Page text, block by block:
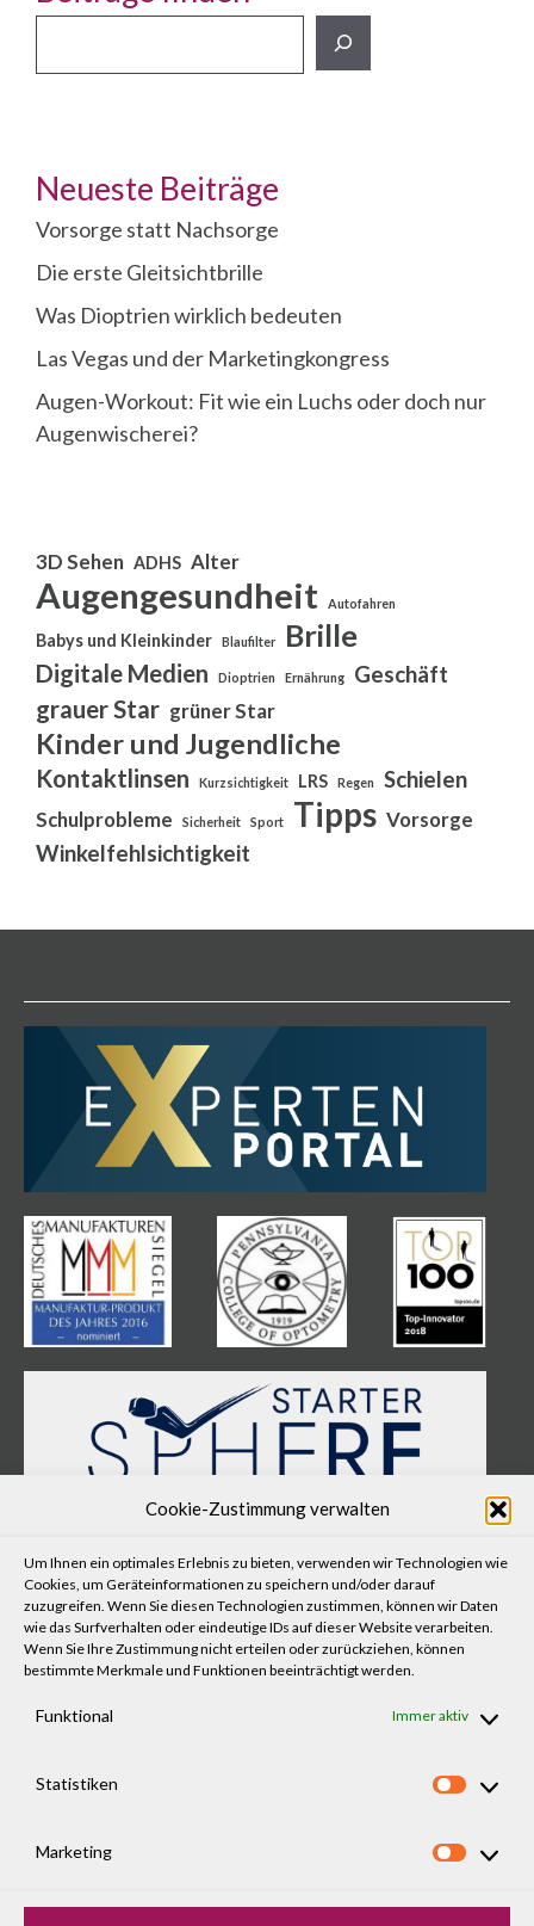
Cookie-Zustimmung verwalten
Um Ihnen ein optimales Erlebnis zu bieten, verwenden wir Technologien wie
Cookies, um Geräteinformationen zu speichern und/oder darauf
zuzugreifen. Wenn Sie diesen Technologien zustimmen, können wir Daten
wie das Surfverhalten oder eindeutige IDs auf dieser Website verarbeiten.
Wenn Sie Ihre Zustimmung nicht erteilen oder zurückziehen, können
bestimmte Merkmale und Funktionen beeinträchtigt werden.
Funktional Immer aktiv
Statistiken
Marketing
Neueste Beiträge
Vorsorge statt Nachsorge
Die erste Gleitsichtbrille
Was Dioptrien wirklich bedeuten
Las Vegas und der Marketingkongress
Augen-Workout: Fit wie ein Luchs oder doch nur
Augenwischerei?
3D Sehen ADHS Alter
Augengesundheit Autofahren
Babys und Kleinkinder Blaufilter Brille
Digitale Medien Dioptrien Ernährung Geschäft
grauer Star grüner Star
Kinder und Jugendliche
Kontaktlinsen Kurzsichtigkeit LRS Regen Schielen
Schulprobleme Sicherheit Sport Tipps Vorsorge
Winkelfehlsichtigkeit
Praxis für Augenoptik und Optometrie Flegl GmbH
Puchheimer Straße 5
82194 Gröbenzell
Montag bis Freitag